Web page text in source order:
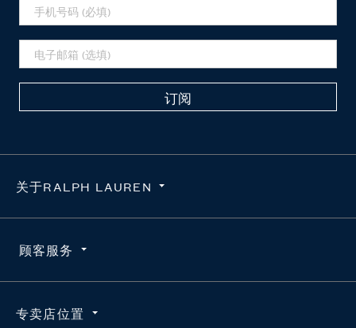
关于RALPH LAUREN
隐私政策
使用条款
求职咨询
维护真品
顾客服务
订单查询
配送
专卖店位置
订阅